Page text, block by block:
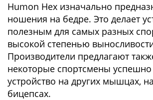
Humon Hex изначально
ношения на бедре. Это делает
полезным для самых разных
высокой степенью
Производители предлагают
некоторые спортсмены
устройство на других мышцах,
бицепсах.